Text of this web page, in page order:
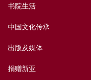
书院生活
中国文化传承
出版及媒体
捐赠新亚